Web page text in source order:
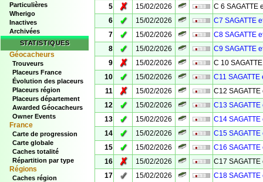
Particulières
Wherigo
Inactives
Archivées
STATISTIQUES
Géocacheurs
Trouveurs
Placeurs France
Évolution des placeurs
Placeurs région
Placeurs département
Awarded Géocacheurs
Owner Events
France
Carte de progression
Carte globale
Caches totalité
Répartition par type
Régions
Caches région
5
✗ 15/02/2026
C 6 SAGATTE
6
✓ 15/02/2026
C7 SAGATTE
7
✓ 15/02/2026
C8 SAGATTE
8
✓ 15/02/2026
C9 SAGATTE
9
✗ 15/02/2026
C 10
10
✓ 15/02/2026
C11 SAGATTE
11
✗ 15/02/2026
C12 SAGATTE
12
✓ 15/02/2026
C13 SAGATTE
13
✓ 15/02/2026
C14 SAGATTE
14
✓ 15/02/2026
C15 SAGATTE
15
✓ 15/02/2026
C16 SAGATTE
16
✗ 15/02/2026
C17 SAGATTE
17
✓ 15/02/2026
C18 SAGATTE